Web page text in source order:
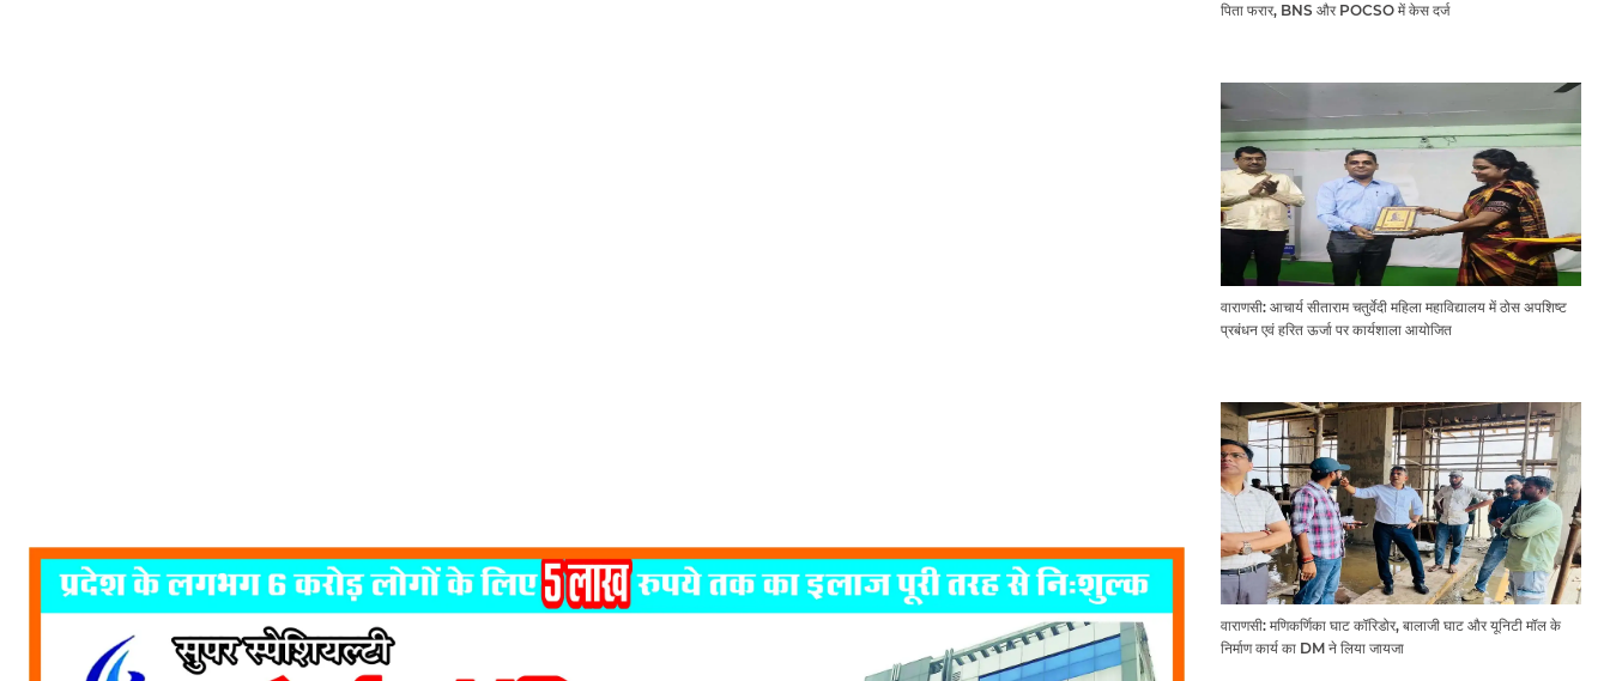
पिता फरार, BNS और POCSO में केस दर्ज
वाराणसी: आचार्य सीताराम चतुर्वेदी महिला महाविद्यालय में ठोस अपशिष्ट
प्रबंधन एवं हरित ऊर्जा पर कार्यशाला आयोजित
वाराणसी: मणिकर्णिका घाट कॉरिडोर, बालाजी घाट और यूनिटी मॉल के
निर्माण कार्य का DM ने लिया जायजा